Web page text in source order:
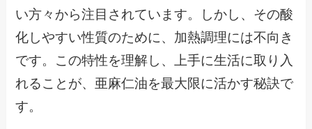
い方々から注目されています。しかし、その酸
化しやすい性質のために、加熱調理には不向き
です。この特性を理解し、上手に生活に取り入
れることが、亜麻仁油を最大限に活かす秘訣で
す。